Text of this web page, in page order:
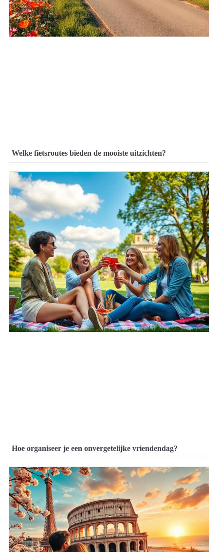
Welke fietsroutes bieden de mooiste uitzichten?
Hoe organiseer je een onvergetelijke vriendendag?